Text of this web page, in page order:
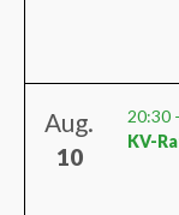
Aug.
10
20:30
KV-